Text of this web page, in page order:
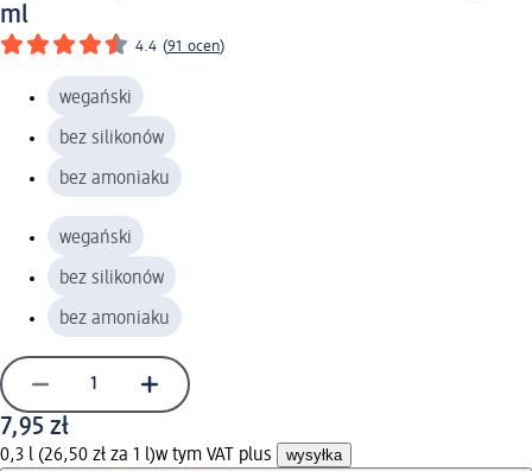
ml
4.4 (91 ocen)
wegański
bez silikonów
bez amoniaku
wegański
bez silikonów
bez amoniaku
7,95 zł
0,3 l (26,50 zł za 1 l)w tym VAT plus wysyłka